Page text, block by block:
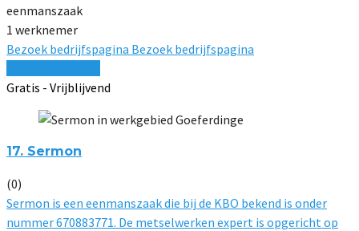
eenmanszaak
1 werknemer
Bezoek bedrijfspagina Bezoek bedrijfspagina
Gratis - Vrijblijvend
17. Sermon
(0)
Sermon is een eenmanszaak die bij de KBO bekend is onder
nummer 670883771. De metselwerken expert is opgericht op